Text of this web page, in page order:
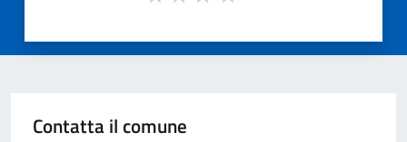
Contatta il comune